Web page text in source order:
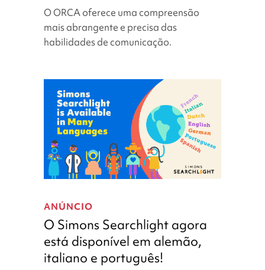
raros
do
neurodesenvolvimento
O ORCA oferece uma compreensão
mais abrangente e precisa das
habilidades de comunicação.
Simons
Searchlight
agora
está
disponível
ANÚNCIO
O Simons Searchlight agora
está disponível em alemão,
italiano e português!